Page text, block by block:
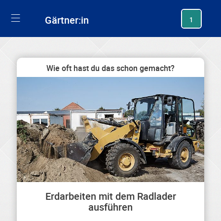
Gärtner:in 1
Wie oft hast du das schon gemacht?
Erdarbeiten mit dem Radlader
ausführen